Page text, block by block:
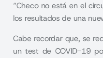
“Checo no está en el
los resultados de una
Cabe recordar que, se
un test de COVID-19